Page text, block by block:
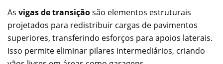
As vigas de transiçãosão elementos estruturais
projetados para redistribuir cargas de pavimentos
superiores, transferindo esforços para apoios laterais.
Isso permite eliminar pilares intermediários, criando